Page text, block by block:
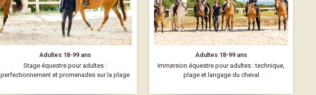
Adultes 18-99 ans
Stage équestre pour adultes :
perfectionnement et promenades sur la plage
Adultes 18-99 ans
Immersion équestre pour adultes : technique,
plage et langage du cheval